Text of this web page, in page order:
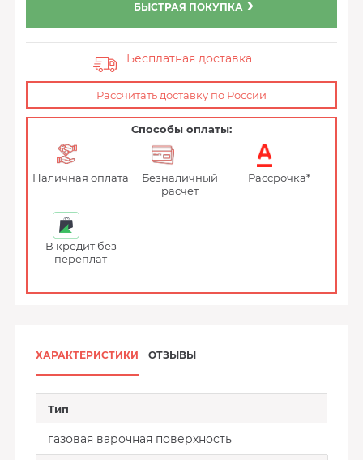
БЫСТРАЯ ПОКУПКА
Бесплатная доставка
Рассчитать доставку по России
Способы оплаты:
Наличная оплата
Безналичный
расчет
Рассрочка*
В кредит без
переплат
ХАРАКТЕРИСТИКИ ОТЗЫВЫ
Тип
газовая варочная поверхность